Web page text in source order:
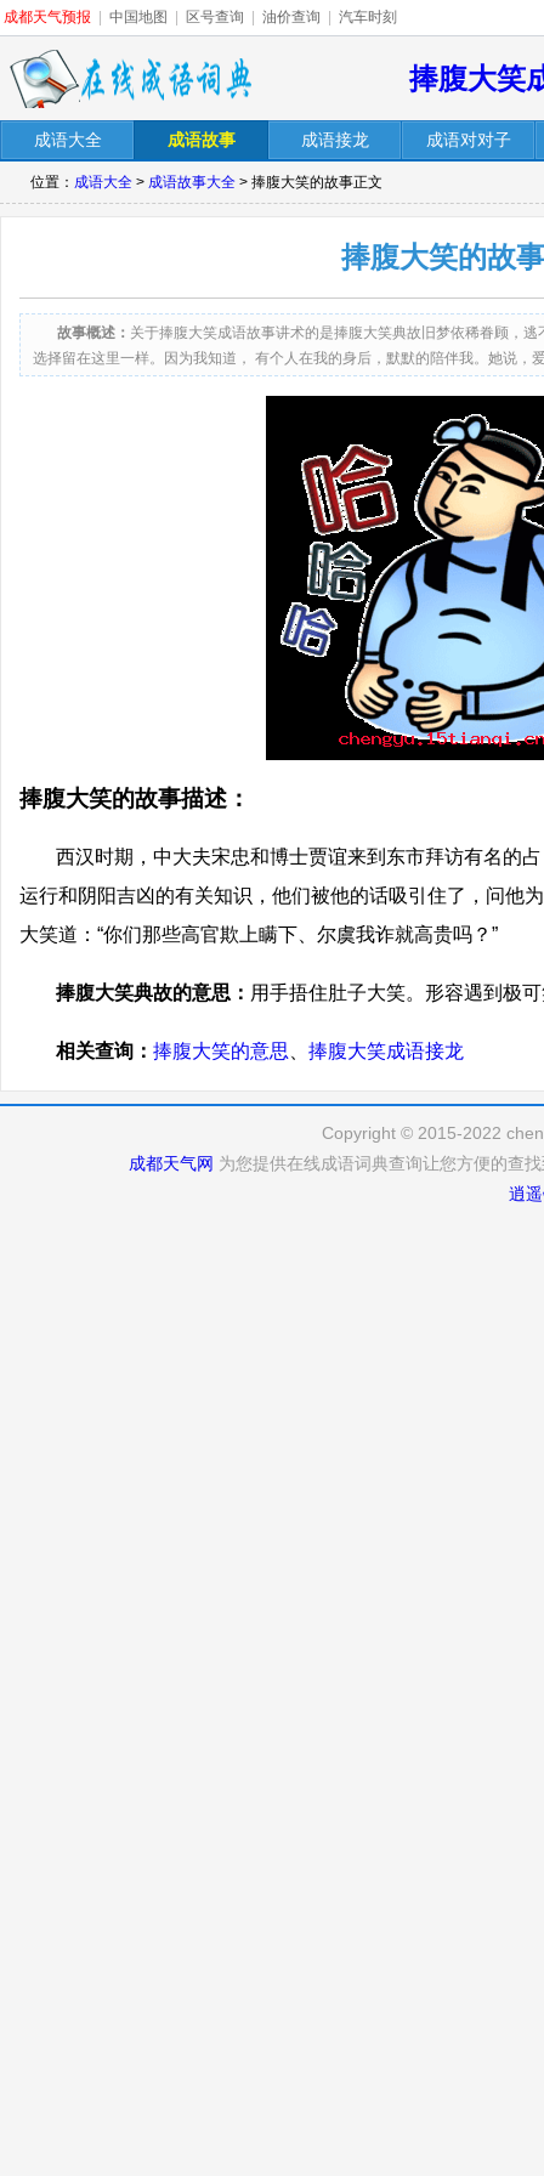
成都天气预报 中国地图 区号查询 油价查询 汽车时刻
捧腹大笑
成语大全 成语故事 成语接龙 成语对对子
位置： 成语大全 > 成语故事大全 > 捧腹大笑的故事正文
捧腹大笑的故事
故事概述： 关于捧腹大笑成语故事讲术的是捧腹大笑典故旧梦依稀眷顾，
选择留在这里一样。因为我知道， 有个人在我的身后，默默的陪伴我。她说，
捧腹大笑的故事描述：
西汉时期，中大夫宋忠和博士贾谊来到东市拜访有名的
运行和阴阳吉凶的有关知识，他们被他的话吸引住了，问他
大笑道：“你们那些高官欺上瞒下、尔虞我诈就高贵吗？”
捧腹大笑典故的意思： 用手捂住肚子大笑。形容遇到极
相关查询： 捧腹大笑的意思 捧腹大笑成语接龙
Copyright © 2015-2022
成都天气网 为您提供在线成语词典查询让您方便的查
逍